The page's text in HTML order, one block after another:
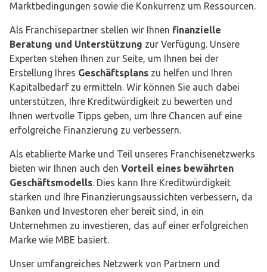
Marktbedingungen sowie die Konkurrenz um Ressourcen.
Als Franchisepartner stellen wir Ihnen finanzielle
Beratung und Unterstützung zur Verfügung. Unsere
Experten stehen Ihnen zur Seite, um Ihnen bei der
Erstellung Ihres Geschäftsplans zu helfen und Ihren
Kapitalbedarf zu ermitteln. Wir können Sie auch dabei
unterstützen, Ihre Kreditwürdigkeit zu bewerten und
Ihnen wertvolle Tipps geben, um Ihre Chancen auf eine
erfolgreiche Finanzierung zu verbessern.
Als etablierte Marke und Teil unseres Franchisenetzwerks
bieten wir Ihnen auch den Vorteil eines bewährten
Geschäftsmodells. Dies kann Ihre Kreditwürdigkeit
stärken und Ihre Finanzierungsaussichten verbessern, da
Banken und Investoren eher bereit sind, in ein
Unternehmen zu investieren, das auf einer erfolgreichen
Marke wie MBE basiert.
Unser umfangreiches Netzwerk von Partnern und